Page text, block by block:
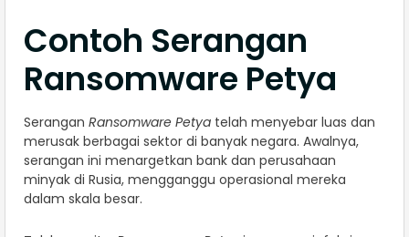
Contoh Serangan
Ransomware Petya
Serangan Ransomware Petya telah menyebar luas dan
merusak berbagai sektor di banyak negara. Awalnya,
serangan ini menargetkan bank dan perusahaan
minyak di Rusia, mengganggu operasional mereka
dalam skala besar.